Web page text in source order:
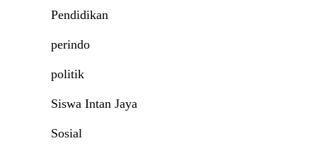
Pendidikan
perindo
politik
Siswa Intan Jaya
Sosial